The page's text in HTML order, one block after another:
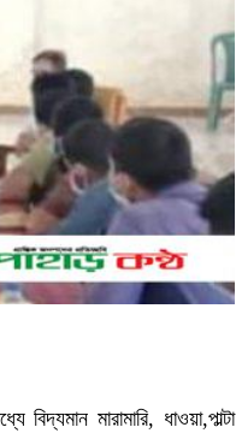
মারামারি, ধাওয়া,পাল্টা